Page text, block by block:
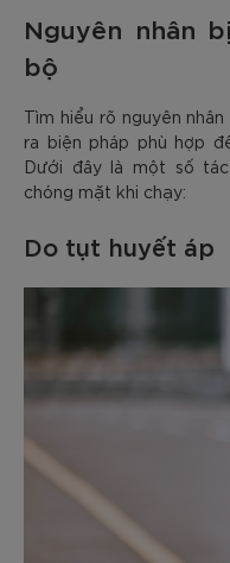
Nguyên nhân
bộ
Tìm hiểu rõ nguyên
ra biện pháp phù hợp
Dưới đây là một số
chóng mặt khi chạy:
Do tụt huyết áp